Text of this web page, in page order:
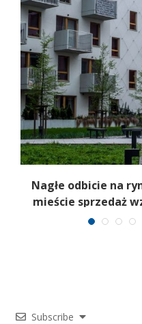
Nagłe odbicie na
mieście sprzedaż
Subscribe